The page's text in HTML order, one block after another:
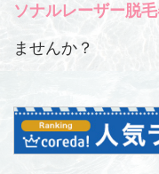
ソナルレーザー脱毛
ませんか？